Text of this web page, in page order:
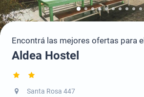
Encontrá las mejores ofertas para el
Aldea Hostel
Santa Rosa 447